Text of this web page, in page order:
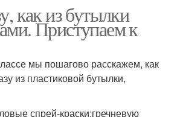
как из бутылки
Приступаем к
мы пошагово расскажем, как
из пластиковой бутылки,
спрей-краски;гречневую